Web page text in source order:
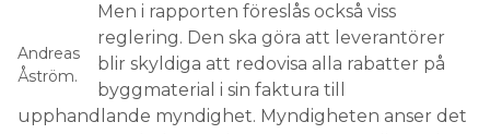
Andreas
Åström.
Men i rapporten föreslås också viss
reglering. Den ska göra att leverantörer
blir skyldiga att redovisa alla rabatter på
byggmaterial i sin faktura till
upphandlande myndighet. Myndigheten anser det